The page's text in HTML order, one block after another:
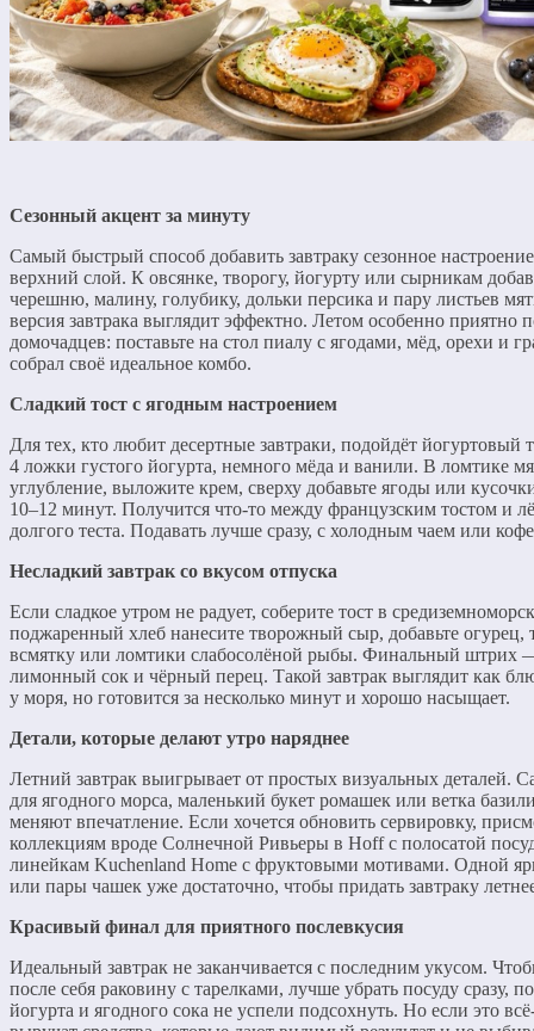
Сезонный акцент за минуту
Самый быстрый способ добавить завтраку сезонное
верхний слой. К овсянке, творогу, йогурту или сырникам
черешню, малину, голубику, дольки персика и пару листьев
версия завтрака выглядит эффектно. Летом особенно приятно
домочадцев: поставьте на стол пиалу с ягодами, мёд, орехи и
собрал своё идеальное комбо.
Сладкий тост с ягодным настроением
Для тех, кто любит десертные завтраки, подойдёт йогуртовый
4 ложки густого йогурта, немного мёда и ванили. В ломтике
углубление, выложите крем, сверху добавьте ягоды или
10–12 минут. Получится что-то между французским тостом и
долгого теста. Подавать лучше сразу, с холодным чаем или
Несладкий завтрак со вкусом отпуска
Если сладкое утром не радует, соберите тост в
поджаренный хлеб нанесите творожный сыр, добавьте огурец,
всмятку или ломтики слабосолёной рыбы. Финальный штрих
лимонный сок и чёрный перец. Такой завтрак выглядит как
у моря, но готовится за несколько минут и хорошо насыщает.
Детали, которые делают утро наряднее
Летний завтрак выигрывает от простых визуальных деталей.
для ягодного морса, маленький букет ромашек или ветка
меняют впечатление. Если хочется обновить сервировку,
коллекциям вроде Солнечной Ривьеры в Hoff с полосатой
линейкам Kuchenland Home с фруктовыми мотивами. Одной
или пары чашек уже достаточно, чтобы придать завтраку
Красивый финал для приятного послевкусия
Идеальный завтрак не заканчивается с последним укусом.
после себя раковину с тарелками, лучше убрать посуду сразу,
йогурта и ягодного сока не успели подсохнуть. Но если это